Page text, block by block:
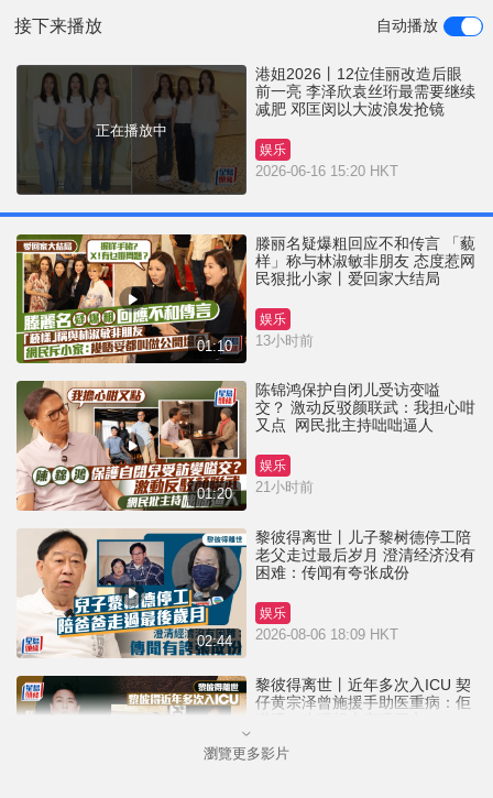
接下来播放 自动播放
正在播放中
港姐2026丨12位佳丽改造后眼
前一亮 李泽欣袁丝珩最需要继续
减肥 邓匡闵以大波浪发抢镜
娱乐
2026-06-16 15:20 HKT
01:10
滕丽名疑爆粗回应不和传言 「藐
样」称与林淑敏非朋友 态度惹网
民狠批小家丨爱回家大结局
娱乐
13小时前
01:20
陈锦鸿保护自闭儿受访变嗌
交？ 激动反驳颜联武：我担心咁
又点 网民批主持咄咄逼人
娱乐
21小时前
02:44
黎彼得离世丨儿子黎树德停工陪
老父走过最后岁月 澄清经济没有
困难：传闻有夸张成份
娱乐
2026-08-06 18:09 HKT
黎彼得离世丨近年多次入ICU 契
仔黄宗泽曾施援手助医重病：佢
娱乐
瀏覽更多影片